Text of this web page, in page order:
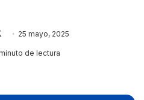
Follow25 mayo, 2025
de lectura